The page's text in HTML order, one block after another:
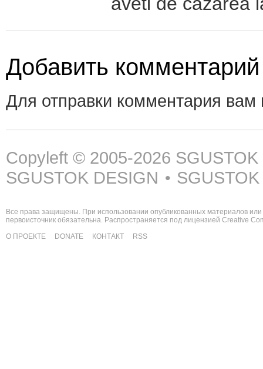
Добавить комментарий
Для отправки комментария
Copyleft © 2005-2026
SGUSTOK DESIGN •
Все права защищены. При использовании опубликованных материалов
первоисточник обязательна. Распространяется под лицензией Creative
О ПРОЕКТЕ
DONATE КОНТАКТ RSS